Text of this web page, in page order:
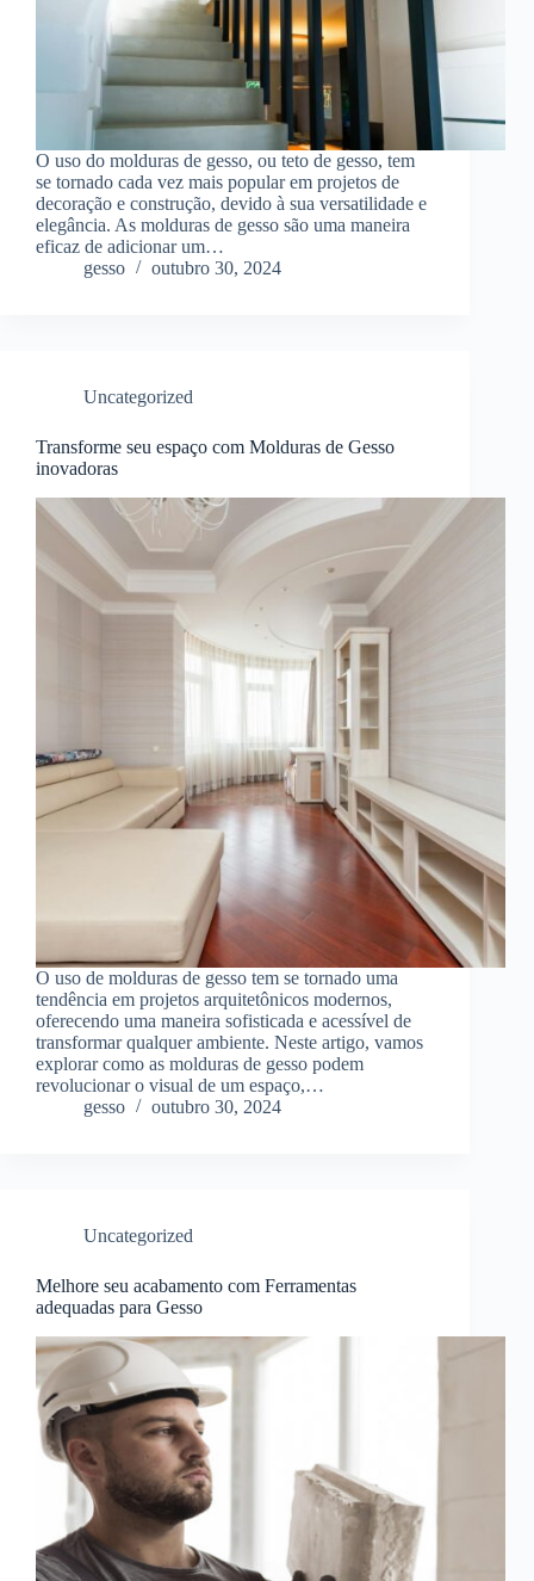
O uso do molduras de gesso, ou teto de gesso, tem
se tornado cada vez mais popular em projetos de
decoração e construção, devido à sua versatilidade e
elegância. As molduras de gesso são uma maneira
eficaz de adicionar um…
gesso
outubro 30, 2024
Uncategorized
Transforme seu espaço com Molduras de Gesso
inovadoras
O uso de molduras de gesso tem se tornado uma
tendência em projetos arquitetônicos modernos,
oferecendo uma maneira sofisticada e acessível de
transformar qualquer ambiente. Neste artigo, vamos
explorar como as molduras de gesso podem
revolucionar o visual de um espaço,…
gesso
outubro 30, 2024
Uncategorized
Melhore seu acabamento com Ferramentas
adequadas para Gesso